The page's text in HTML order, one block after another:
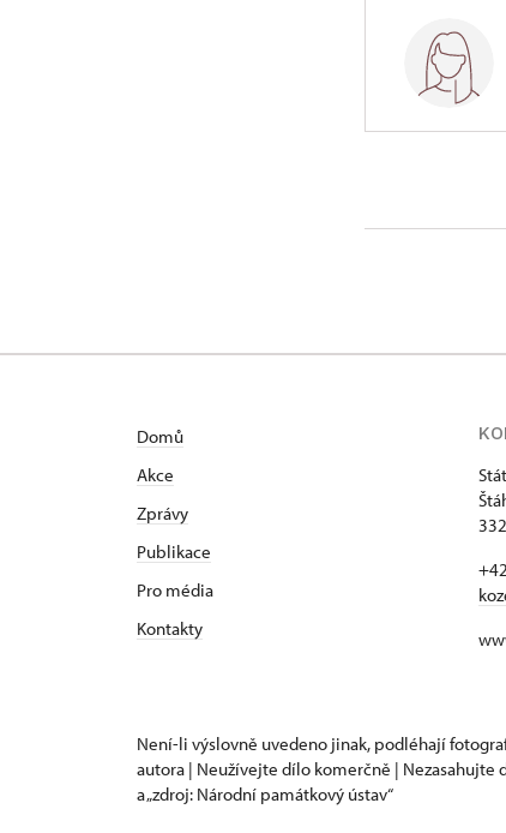
67/,
Domů
Akce
Zprávy
Publikace
Pro média
Kontakty
Není-li výslovně uvedeno jinak, podléhají
autora | Neužívejte dílo komerčně | Nezasahujte
a „zdroj: Národní památkový ústav“